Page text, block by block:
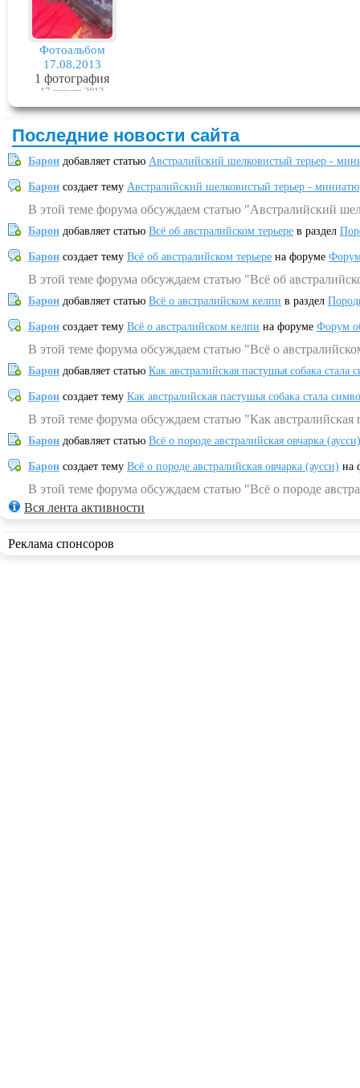
Фотоальбом
17.08.2013
1 фотография
17 августа 2013
Последние новости сайта
Барон добавляет статью Австралийский шелковистый терьер -
Барон создает тему Австралийский шелковистый терьер -
В этой теме форума обсуждаем статью "Австралийский
Барон добавляет статью Всё об австралийском терьере в раздел
Барон создает тему Всё об австралийском терьере на форуме
В этой теме форума обсуждаем статью "Всё об
Барон добавляет статью Всё о австралийском келпи в раздел
Барон создает тему Всё о австралийском келпи на форуме Форум
В этой теме форума обсуждаем статью "Всё о
Барон добавляет статью Как австралийская пастушья собака
Барон создает тему Как австралийская пастушья собака стала
В этой теме форума обсуждаем статью "Как
Барон добавляет статью Всё о породе австралийская овчарка (аусси)
Барон создает тему Всё о породе австралийская овчарка (аусси) на
В этой теме форума обсуждаем статью "Всё о породе
Вся лента активности
Реклама спонсоров